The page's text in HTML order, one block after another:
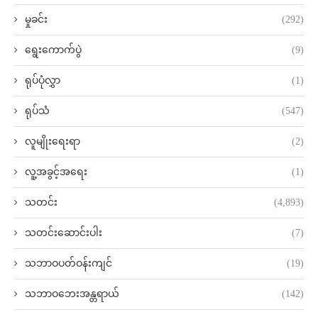
မှုခင်း (292)
ရွေးကောက်ပွဲ (9)
ရုပ်ပုံလွှာ (1)
ရုပ်သံ (547)
လူမျိုးရေးရာ (2)
လူ့အခွင့်အရေး (1)
သတင်း (4,893)
သတင်းဆောင်းပါး (7)
သဘာဝပတ်ဝန်းကျင် (19)
သဘာဝဘေးအန္တရာယ် (142)